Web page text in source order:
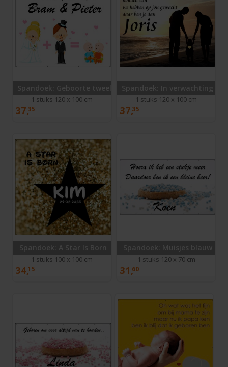
Spandoek: Geboorte tweeling
1 stuks 120 x 100 cm
37,35
Spandoek: In verwachting
1 stuks 120 x 100 cm
37,35
Spandoek: A Star Is Born
1 stuks 100 x 100 cm
34,15
Spandoek: Muisjes blauw
1 stuks 120 x 70 cm
31,60